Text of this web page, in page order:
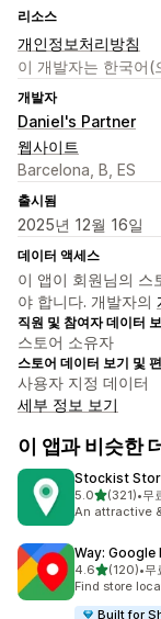
리소스
개인정보처리방침
이 개발자는 한국어(
개발자
Daniel's Partner
웹사이트
Barcelona, B, ES
출시됨
2025년 12월 16일
데이터 액세스
이 앱이 회원님의 스
야 합니다. 개발자의
직원 및 참여자 데이터
스토어 소유자
스토어 데이터 보기 및
사용자 지정 데이터
세부 정보 보기
이 앱과 비슷한
Stockist
5.0별 5개 중
(321)
총 리뷰 321개
•무
An attractive
Way:
4.6별 5개 중
(120)
총 리뷰 120개
•무
Find store
Built for